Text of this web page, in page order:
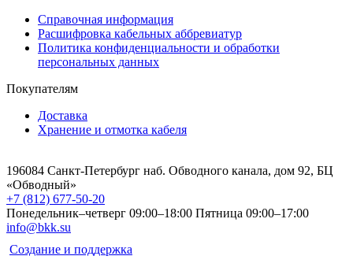
Справочная информация
Расшифровка кабельных аббревиатур
Политика конфиденциальности и обработки
персональных данных
Покупателям
Доставка
Хранение и отмотка кабеля
196084 Санкт-Петербург наб. Обводного канала, дом 92, БЦ
«Обводный»
+7 (812) 677-50-20
Понедельник–четверг 09:00–18:00 Пятница 09:00–17:00
info@bkk.su
Создание и поддержка